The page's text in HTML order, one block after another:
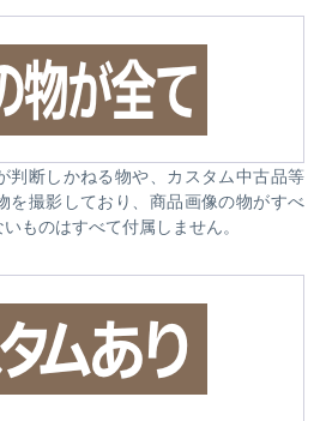
判断しかねる物や、カスタム中古品等
を撮影しており、商品画像の物がすべ
ものはすべて付属しません。